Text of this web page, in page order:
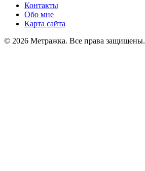
Контакты
Обо мне
Карта сайта
© 2026 Метражка. Все права защищены.